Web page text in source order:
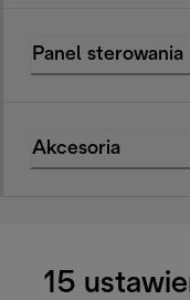
Panel sterowania
Akcesoria
15